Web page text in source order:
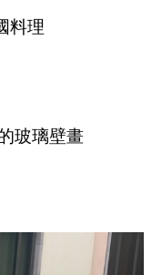
料理
玻璃壁畫